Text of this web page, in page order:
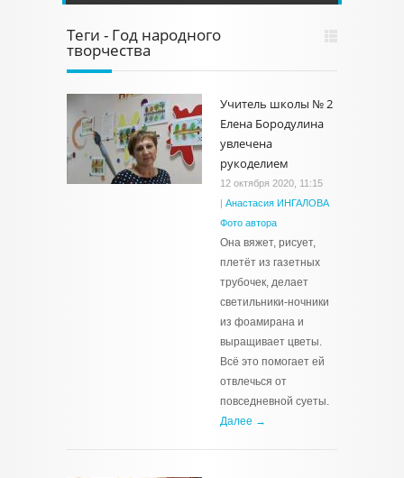
Теги - Год народного
творчества
Учитель школы № 2
Елена Бородулина
увлечена
рукоделием
12 октября 2020, 11:15
| Анастасия ИНГАЛОВА
Фото автора
Она вяжет, рисует,
плетёт из газетных
трубочек, делает
светильники-ночники
из фоамирана и
выращивает цветы.
Всё это помогает ей
отвлечься от
повседневной суеты.
Далее →